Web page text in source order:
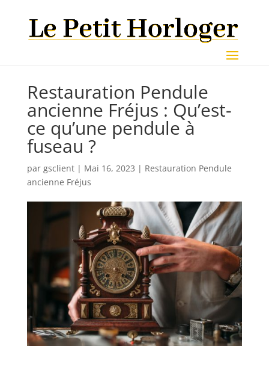
Restauration Pendule
ancienne Fréjus : Qu’est-
ce qu’une pendule à
fuseau ?
par gsclient| Mai 16, 2023 | Restauration Pendule
ancienne Fréjus